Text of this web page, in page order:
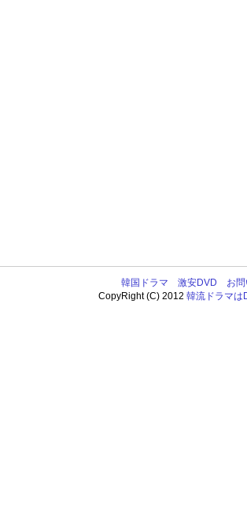
韓国ドラマ 激安DVD
お
CopyRight (C) 2012韓流ドラマは